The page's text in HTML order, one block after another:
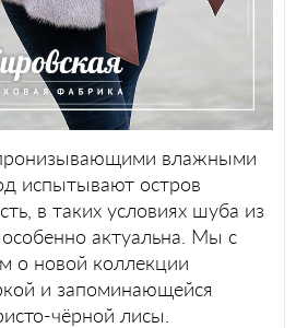
влажными
испытывают остров
в таких условиях шуба из
актуальна. Мы с
о новой коллекции
и запоминающейся
чёрной лисы.